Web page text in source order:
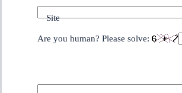
Site
Are you human? Please solve: